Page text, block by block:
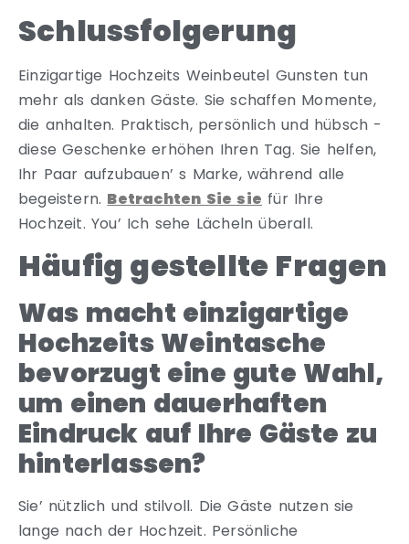
Schlussfolgerung
Einzigartige Hochzeits Weinbeutel Gunsten tun
mehr als danken Gäste. Sie schaffen Momente,
die anhalten. Praktisch, persönlich und hübsch -
diese Geschenke erhöhen Ihren Tag. Sie helfen,
Ihr Paar aufzubauen’ s Marke, während alle
begeistern. Betrachten Sie sie für Ihre
Hochzeit. You’ Ich sehe Lächeln überall.
Häufig gestellte Fragen
Was macht einzigartige
Hochzeits Weintasche
bevorzugt eine gute Wahl,
um einen dauerhaften
Eindruck auf Ihre Gäste zu
hinterlassen?
Sie’ nützlich und stilvoll. Die Gäste nutzen sie
lange nach der Hochzeit. Persönliche